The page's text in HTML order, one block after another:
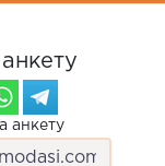
анкету